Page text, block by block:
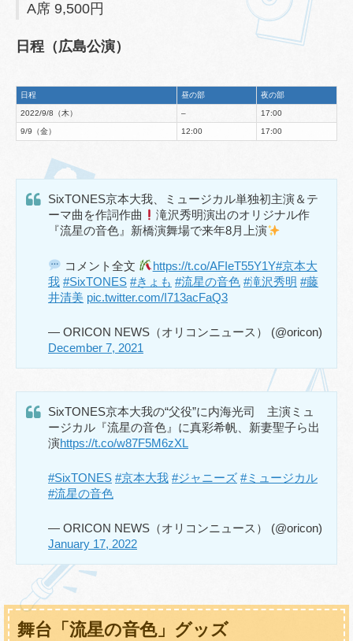
A席 9,500円
日程（広島公演）
日程 昼の部 夜の部
2022/9/8（木） – 17:00
9/9（金） 12:00 17:00
SixTONES京本大我、ミュージカル単独初主演＆テ
ーマ曲を作詞作曲
滝沢秀明演出のオリジナル作
『流星の音色』新橋演舞場で来年8月上演
コメント全文 https://t.co/AFIeT55Y1Y#京本大
我 #SixTONES #きょも #流星の音色 #滝沢秀明 #藤
井清美 pic.twitter.com/I713acFaQ3
— ORICON NEWS（オリコンニュース） (@oricon)
December 7, 2021
SixTONES京本大我の“父役”に内海光司 主演ミュ
ージカル『流星の音色』に真彩希帆、新妻聖子ら出
演https://t.co/w87F5M6zXL
#SixTONES #京本大我 #ジャニーズ #ミュージカル
#流星の音色
— ORICON NEWS（オリコンニュース） (@oricon)
January 17, 2022
舞台「流星の音色」グッズ